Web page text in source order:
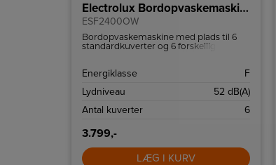
Electrolux Bordopvaskemaskine
ESF2400OW
Bordopvaskemaskine med plads til 6
standardkuverter og 6 forskellige
Energiklasse
F
Lydniveau
52 dB(A)
Antal kuverter
6
3.799,-
LÆG I KURV